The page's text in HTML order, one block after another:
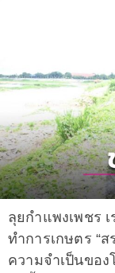
ลุยกำแพงเพชร
ทำการเกษตร “
ความจำเป็นขอ